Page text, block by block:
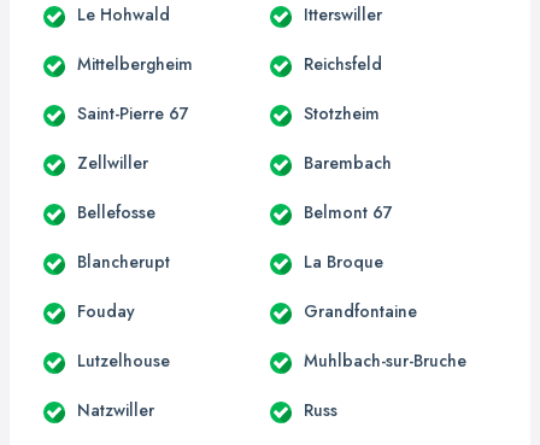
Le Hohwald Itterswiller
Mittelbergheim Reichsfeld
Saint-Pierre 67 Stotzheim
Zellwiller Barembach
Bellefosse Belmont 67
Blancherupt La Broque
Fouday Grandfontaine
Lutzelhouse Muhlbach-sur-Bruche
Natzwiller Russ